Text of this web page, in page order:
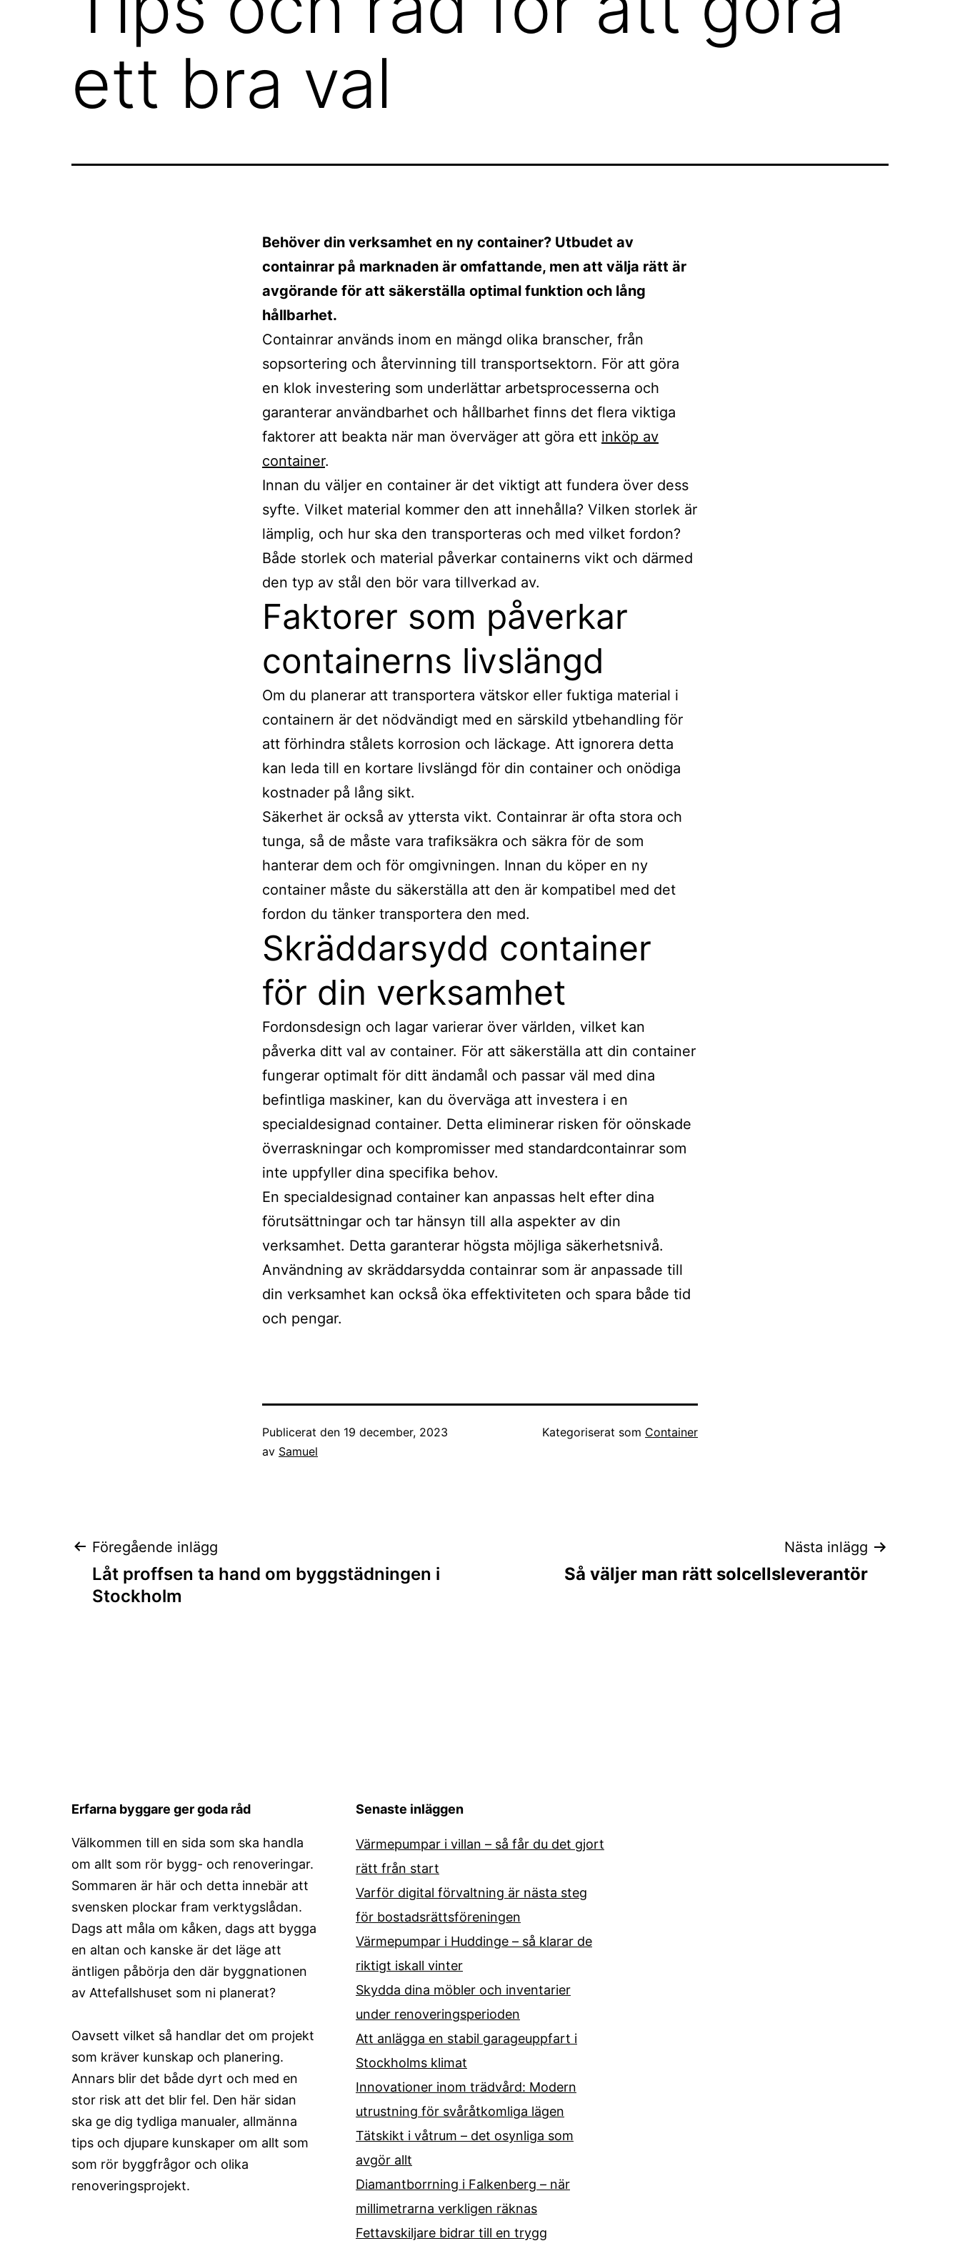
ett bra val
Behöver din verksamhet en ny container? Utbudet av
containrar på marknaden är omfattande, men att välja rätt är
avgörande för att säkerställa optimal funktion och lång
hållbarhet.
Containrar används inom en mängd olika branscher, från
sopsortering och återvinning till transportsektorn. För att göra
en klok investering som underlättar arbetsprocesserna och
garanterar användbarhet och hållbarhet finns det flera viktiga
faktorer att beakta när man överväger att göra ett inköp av
container.
Innan du väljer en container är det viktigt att fundera över dess
syfte. Vilket material kommer den att innehålla? Vilken storlek är
lämplig, och hur ska den transporteras och med vilket fordon?
Både storlek och material påverkar containerns vikt och därmed
den typ av stål den bör vara tillverkad av.
Faktorer som påverkar
containerns livslängd
Om du planerar att transportera vätskor eller fuktiga material i
containern är det nödvändigt med en särskild ytbehandling för
att förhindra stålets korrosion och läckage. Att ignorera detta
kan leda till en kortare livslängd för din container och onödiga
kostnader på lång sikt.
Säkerhet är också av yttersta vikt. Containrar är ofta stora och
tunga, så de måste vara trafiksäkra och säkra för de som
hanterar dem och för omgivningen. Innan du köper en ny
container måste du säkerställa att den är kompatibel med det
fordon du tänker transportera den med.
Skräddarsydd container
för din verksamhet
Fordonsdesign och lagar varierar över världen, vilket kan
påverka ditt val av container. För att säkerställa att din container
fungerar optimalt för ditt ändamål och passar väl med dina
befintliga maskiner, kan du överväga att investera i en
specialdesignad container. Detta eliminerar risken för oönskade
överraskningar och kompromisser med standardcontainrar som
inte uppfyller dina specifika behov.
En specialdesignad container kan anpassas helt efter dina
förutsättningar och tar hänsyn till alla aspekter av din
verksamhet. Detta garanterar högsta möjliga säkerhetsnivå.
Användning av skräddarsydda containrar som är anpassade till
din verksamhet kan också öka effektiviteten och spara både tid
och pengar.
Publicerat den 19 december, 2023
av Samuel
Kategoriserat som Container
Inläggsnavigering
Föregående inlägg
Låt proffsen ta hand om byggstädningen i
Stockholm
Nästa inlägg
Så väljer man rätt solcellsleverantör
Erfarna byggare ger goda råd
Välkommen till en sida som ska handla
om allt som rör bygg- och renoveringar.
Sommaren är här och detta innebär att
svensken plockar fram verktygslådan.
Dags att måla om kåken, dags att bygga
en altan och kanske är det läge att
äntligen påbörja den där byggnationen
av Attefallshuset som ni planerat?
Oavsett vilket så handlar det om projekt
som kräver kunskap och planering.
Annars blir det både dyrt och med en
stor risk att det blir fel. Den här sidan
ska ge dig tydliga manualer, allmänna
tips och djupare kunskaper om allt som
som rör byggfrågor och olika
renoveringsprojekt.
Senaste inläggen
Värmepumpar i villan – så får du det gjort
rätt från start
Varför digital förvaltning är nästa steg
för bostadsrättsföreningen
Värmepumpar i Huddinge – så klarar de
riktigt iskall vinter
Skydda dina möbler och inventarier
under renoveringsperioden
Att anlägga en stabil garageuppfart i
Stockholms klimat
Innovationer inom trädvård: Modern
utrustning för svåråtkomliga lägen
Tätskikt i våtrum – det osynliga som
avgör allt
Diamantborrning i Falkenberg – när
millimetrarna verkligen räknas
Fettavskiljare bidrar till en trygg